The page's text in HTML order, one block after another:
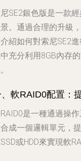
SE2銀色版是一款
。通過合理的升級
紹如何對索尼SE2
充分利用8GB內存
軟RAID0配置：
是一種通過操
成一個邏輯單元，
或HDD來實現軟